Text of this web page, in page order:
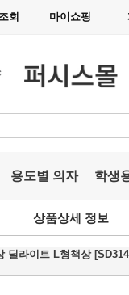
회 마이쇼핑
용도별 의자 학생
상품상세 정보
딜라이트 L형책상